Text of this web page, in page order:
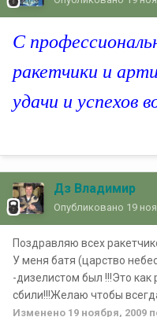
С
ракетчики и
удачи и успехов
Дз Владимир
Опубликовано 19
Поздравляю всех
У меня батя (царство
-дизелистом был !!!Это как
сбили!!!Желаю чтобы
Изменено 19 ноября, 2009